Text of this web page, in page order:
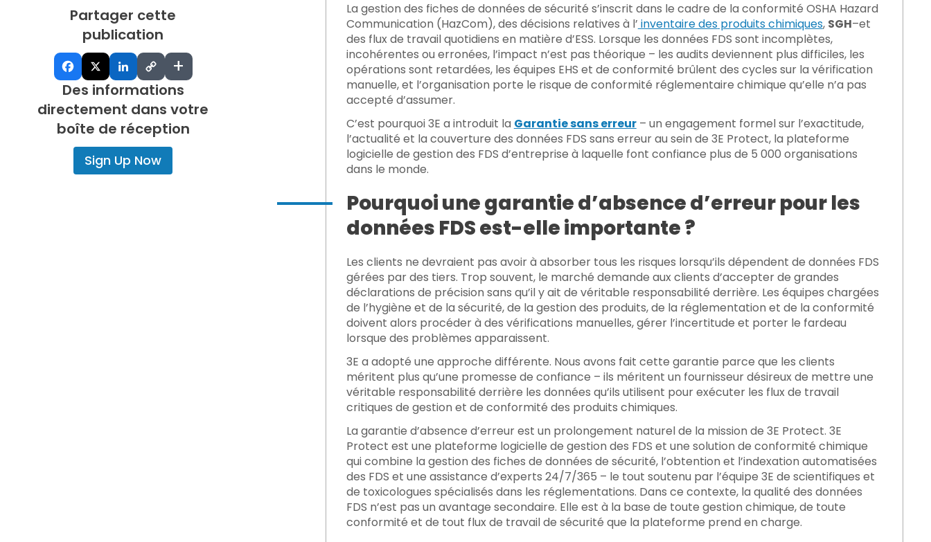
avec les exigences de
la TSCA en matière de
rapports.
Partager cette
publication
+
Des informations
directement dans votre
boîte de réception
Sign Up Now
La gestion des fiches de données de sécurité s’inscrit dans le cadre de la conformité OSHA Hazard
Communication (HazCom), des décisions relatives à l’ inventaire desproduits chimiques, SGH–et
des flux de travailquotidiens en matière d’ESS. Lorsque les données FDS sont incomplètes,
incohérentes ou erronées, l’impact n’est pas théorique – les audits deviennent plus difficiles, les
opérations sont retardées, les équipes EHS et de conformité brûlent des cycles sur la vérification
manuelle, et l’organisation porte le risque de conformité réglementaire chimique qu’elle n’a pas
accepté d’assumer.
C’est pourquoi 3E a introduit la Garantie sans erreur– un engagement formel sur l’exactitude,
l’actualité et la couverture des données FDS sans erreur au sein de 3E Protect, la plateforme
logicielle de gestion des FDS d’entreprise à laquelle font confiance plus de 5 000 organisations
dans le monde.
Pourquoi une garantie d’absence d’erreur pour les
données FDS est-elle importante ?
Les clients ne devraient pas avoir à absorber tous les risques lorsqu’ils dépendent de données FDS
gérées par des tiers. Trop souvent, le marché demande aux clients d’accepter de grandes
déclarations de précision sans qu’il y ait de véritable responsabilité derrière. Les équipes chargées
de l’hygiène et de la sécurité, de la gestion des produits, de la réglementation et de la conformité
doivent alors procéder à des vérifications manuelles, gérer l’incertitude et porter le fardeau
lorsque des problèmes apparaissent.
3E a adopté une approche différente. Nous avons fait cette garantie parce que les clients
méritent plus qu’une promesse de confiance – ils méritent un fournisseur désireux de mettre une
véritable responsabilité derrière les données qu’ils utilisent pour exécuter les flux de travail
critiques de gestion et de conformité des produits chimiques.
La garantie d’absence d’erreur est un prolongement naturel de la mission de 3E Protect. 3E
Protect est une plateforme logicielle de gestion des FDS et une solution de conformité chimique
qui combine la gestion des fiches de données de sécurité, l’obtention et l’indexation automatisées
des FDS et une assistance d’experts 24/7/365 – le tout soutenu par l’équipe 3E de scientifiques et
de toxicologues spécialisés dans les réglementations. Dans ce contexte, la qualité des données
FDS n’est pas un avantage secondaire. Elle est à la base de toute gestion chimique, de toute
conformité et de tout flux de travail de sécurité que la plateforme prend en charge.